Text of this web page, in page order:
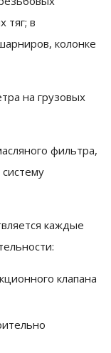
тяг; в
колонке
на грузовых
фильтра,
каждые
клапана